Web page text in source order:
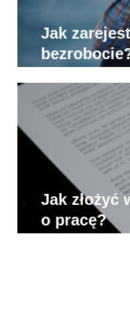
Jak
Jak złożyć
o pracę?